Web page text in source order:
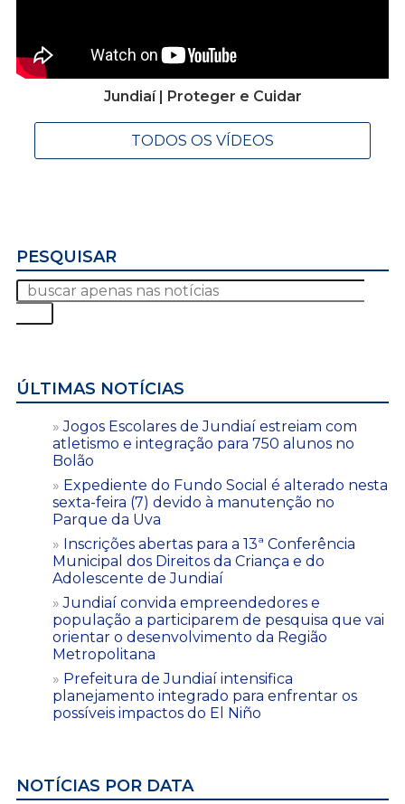
Jundiaí | Proteger e Cuidar
TODOS OS VÍDEOS
PESQUISAR
ÚLTIMAS NOTÍCIAS
Jogos Escolares de Jundiaí estreiam com
atletismo e integração para 750 alunos no
Bolão
Expediente do Fundo Social é alterado nesta
sexta-feira (7) devido à manutenção no
Parque da Uva
Inscrições abertas para a 13ª Conferência
Municipal dos Direitos da Criança e do
Adolescente de Jundiaí
Jundiaí convida empreendedores e
população a participarem de pesquisa que vai
orientar o desenvolvimento da Região
Metropolitana
Prefeitura de Jundiaí intensifica
planejamento integrado para enfrentar os
possíveis impactos do El Niño
NOTÍCIAS POR DATA